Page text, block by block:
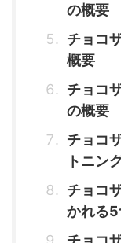
の概要
チョコ
概要
チョコ
の概要
チョコ
トニン
チョコ
かれる5